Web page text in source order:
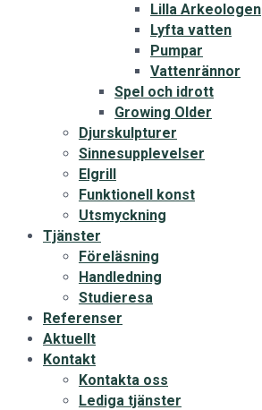
Lilla Arkeologen
Lyfta vatten
Pumpar
Vattenrännor
Spel och idrott
Growing Older
Djurskulpturer
Sinnesupplevelser
Elgrill
Funktionell konst
Utsmyckning
Tjänster
Föreläsning
Handledning
Studieresa
Referenser
Aktuellt
Kontakt
Kontakta oss
Lediga tjänster